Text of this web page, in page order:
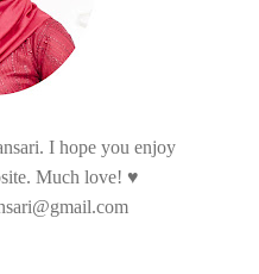
I hope you enjoy
Much love! ♥